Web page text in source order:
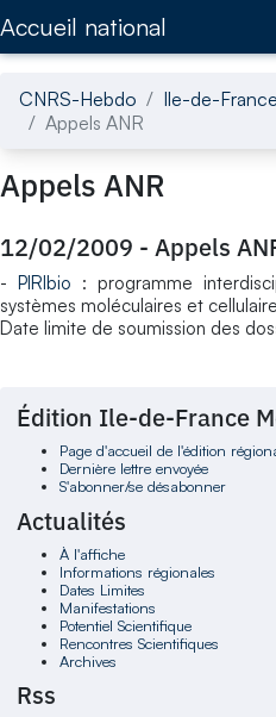
Accueil national
CNRS-Hebdo Ile-de-
Appels ANR
Appels ANR
12/02/2009 - Appels
- PIRIbio : programme
systèmes moléculaires et
Date limite de soumission des
Édition Ile-de-France
Page d'accueil de l'édition
Dernière lettre envoyée
S'abonner/se désabonner
Actualités
À l'affiche
Informations régionales
Dates Limites
Manifestations
Potentiel Scientifique
Rencontres Scientifiques
Archives
Rss